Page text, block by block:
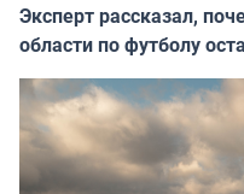
Эксперт рассказал,
области по футболу